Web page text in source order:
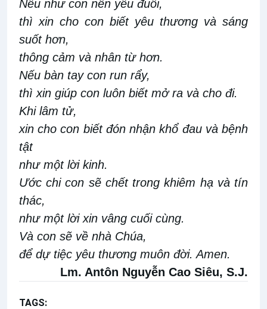
Nếu như con nên yếu đuối,
thì xin cho con biết yêu thương và sáng
suốt hơn,
thông cảm và nhân từ hơn.
Nếu bàn tay con run rẩy,
thì xin giúp con luôn biết mở ra và cho đi.
Khi lâm tử,
xin cho con biết đón nhận khổ đau và bệnh
tật
như một lời kinh.
Ước chi con sẽ chết trong khiêm hạ và tín
thác,
như một lời xin vâng cuối cùng.
Và con sẽ về nhà Chúa,
để dự tiệc yêu thương muôn đời. Amen.
Lm. Antôn Nguyễn Cao Siêu, S.J.
TAGS: